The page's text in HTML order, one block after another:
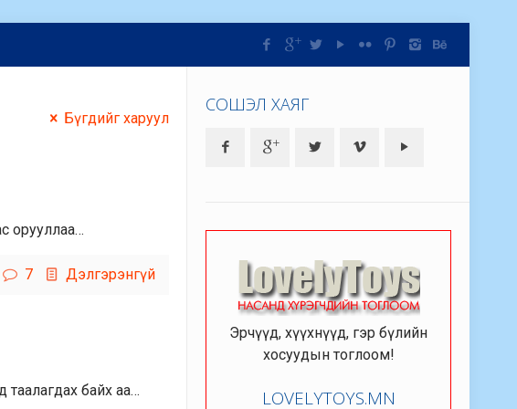
Бүгдийг харуул
орууллаа…
7 Дэлгэрэнгүй
байх аа…
СОШЭЛ ХАЯГ
Эрчүүд, хүүхнүүд, гэр бүлийн
хосуудын тоглоом!
LOVELYTOYS.MN